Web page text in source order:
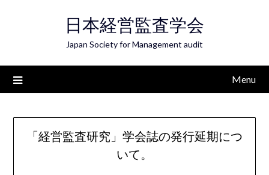
日本経営監査学会
Japan Society for Management audit
Menu
「経営監査研究」学会誌の発行延期につ
いて。